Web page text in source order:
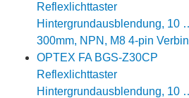
Reflexlichttaster
Hintergrundausblendung, 10
300mm, NPN, M8 4-pin
OPTEX FA BGS-Z30CP
Reflexlichttaster
Hintergrundausblendung, 10